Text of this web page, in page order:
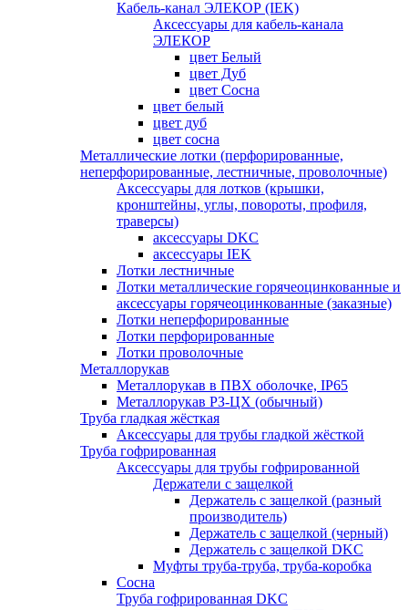
Кабель-канал ЭЛЕКОР (IEK)
Аксессуары для кабель-канала
ЭЛЕКОР
цвет Белый
цвет Дуб
цвет Сосна
цвет белый
цвет дуб
цвет сосна
Металлические лотки (перфорированные,
неперфорированные, лестничные, проволочные)
Аксессуары для лотков (крышки,
кронштейны, углы, повороты, профиля,
траверсы)
аксессуары DKC
аксессуары IEK
Лотки лестничные
Лотки металлические горячеоцинкованные и
аксессуары горячеоцинкованные (заказные)
Лотки неперфорированные
Лотки перфорированные
Лотки проволочные
Металлорукав
Металлорукав в ПВХ оболочке, IP65
Металлорукав РЗ-ЦХ (обычный)
Труба гладкая жёсткая
Аксессуары для трубы гладкой жёсткой
Труба гофрированная
Аксессуары для трубы гофрированной
Держатели с защелкой
Держатель с защелкой (разный
производитель)
Держатель с защелкой (черный)
Держатель с защелкой DKC
Муфты труба-труба, труба-коробка
Сосна
Труба гофрированная DKC